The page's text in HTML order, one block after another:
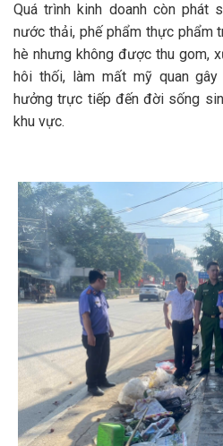
Quá trình kinh doanh còn phát
nước thải, phế phẩm thực phẩm
hè nhưng không được thu gom,
hôi thối, làm mất mỹ quan
hưởng trực tiếp đến đời sống
khu vực.